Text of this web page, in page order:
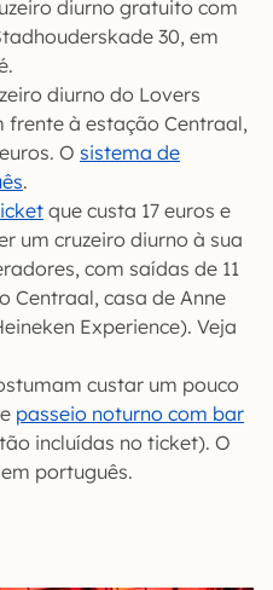
diurno gratuito com
30, em
diurno do Lovers
frente à estação Centraal,
O sistema de
.
que custa 17 euros e
um cruzeiro diurno à sua
com saídas de 11
Centraal, casa de Anne
Experience). Veja
custar um pouco
passeio noturno com bar
incluídas no ticket). O
português.